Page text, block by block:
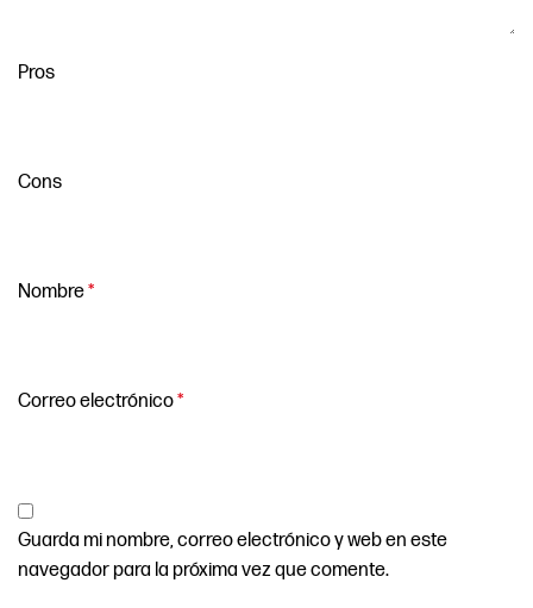
Pros
Cons
Nombre*
Correo electrónico*
Guarda mi nombre, correo electrónico y web en este
navegador para la próxima vez que comente.